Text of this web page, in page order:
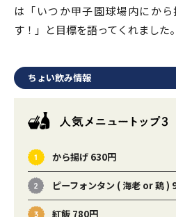
は「いつか甲子園球場内にか
す！」と目標を語ってくれました。
ちょい飲み情報
から揚げ 630円
ピーフォンタン ( 海老 or 鶏 )
紅飯 780円